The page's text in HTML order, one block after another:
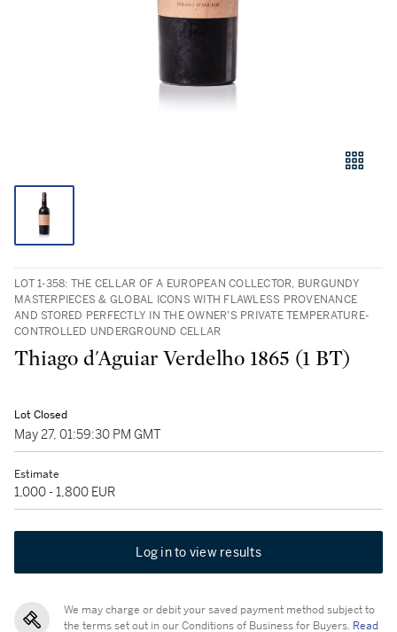
LOT 1-358: THE CELLAR OF A EUROPEAN COLLECTOR, BURGUNDY
MASTERPIECES & GLOBAL ICONS WITH FLAWLESS PROVENANCE
AND STORED PERFECTLY IN THE OWNER’S PRIVATE TEMPERATURE-
CONTROLLED UNDERGROUND CELLAR
Thiago d'Aguiar Verdelho 1865 (1 BT)
Lot Closed
May 27, 01:59:30 PM GMT
Estimate
1,000 - 1,800 EUR
Log in to view results
We may charge or debit your saved payment method subject to
the terms set out in our Conditions of Business for Buyers. Read